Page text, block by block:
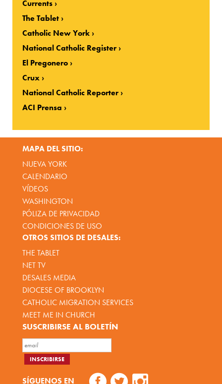
Currents
The Tablet
Catholic New York
National Catholic Register
El Pregonero
Crux
National Catholic Reporter
ACI Prensa
MAPA DEL SITIO:
NUEVA YORK
CALENDARIO
VÍDEOS
WASHINGTON
PÓLIZA DE PRIVACIDAD
CONDICIONES DE USO
OTROS SITIOS DE DESALES:
THE TABLET
NET TV
DESALES MEDIA
DIOCESE OF BROOKLYN
CATHOLIC MIGRATION SERVICES
MEET ME IN CHURCH
SUSCRIBIRSE AL BOLETÍN
SÍGUENOS EN